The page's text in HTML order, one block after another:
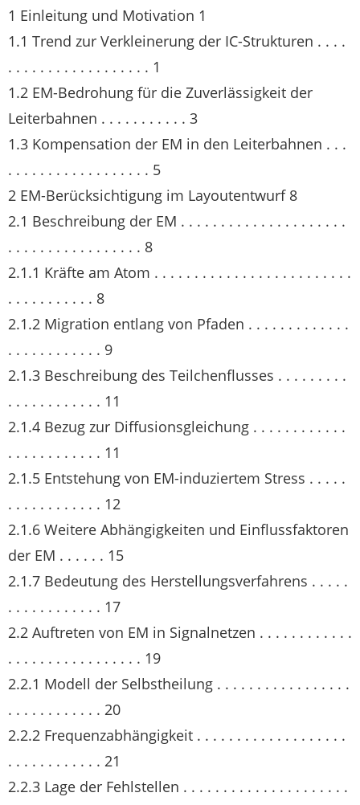
1 Einleitung und Motivation 1
1.1 Trend zur Verkleinerung der IC-Strukturen . . . .
. . . . . . . . . . . . . . . . . . 1
1.2 EM-Bedrohung für die Zuverlässigkeit der
Leiterbahnen . . . . . . . . . . . 3
1.3 Kompensation der EM in den Leiterbahnen . . .
. . . . . . . . . . . . . . . . . . 5
2 EM-Berücksichtigung im Layoutentwurf 8
2.1 Beschreibung der EM . . . . . . . . . . . . . . . . . . . . .
. . . . . . . . . . . . . . . . . 8
2.1.1 Kräfte am Atom . . . . . . . . . . . . . . . . . . . . . . . . .
. . . . . . . . . . . 8
2.1.2 Migration entlang von Pfaden . . . . . . . . . . . . .
. . . . . . . . . . . . 9
2.1.3 Beschreibung des Teilchenflusses . . . . . . . . .
. . . . . . . . . . . . 11
2.1.4 Bezug zur Diffusionsgleichung . . . . . . . . . . . .
. . . . . . . . . . . . 11
2.1.5 Entstehung von EM-induziertem Stress . . . . .
. . . . . . . . . . . . 12
2.1.6 Weitere Abhängigkeiten und Einflussfaktoren
der EM . . . . . . 15
2.1.7 Bedeutung des Herstellungsverfahrens . . . . .
. . . . . . . . . . . . 17
2.2 Auftreten von EM in Signalnetzen . . . . . . . . . . . .
. . . . . . . . . . . . . . . . . 19
2.2.1 Modell der Selbstheilung . . . . . . . . . . . . . . . . .
. . . . . . . . . . . . 20
2.2.2 Frequenzabhängigkeit . . . . . . . . . . . . . . . . . . .
. . . . . . . . . . . . 21
2.2.3 Lage der Fehlstellen . . . . . . . . . . . . . . . . . . . . .